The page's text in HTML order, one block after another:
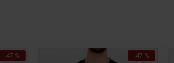
-47 % -47 %